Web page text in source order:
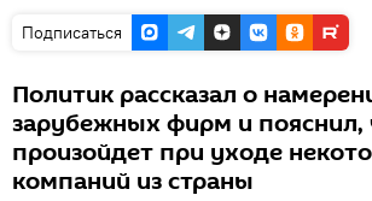
Подписаться
Политик рассказал о
зарубежных фирм и пояснил,
произойдет при уходе
компаний из страны